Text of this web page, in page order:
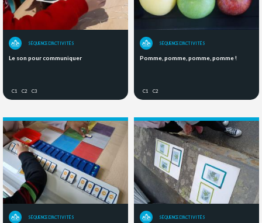
SÉQUENCE D'ACTIVITÉS
Le son pour communiquer
C1 C2 C3
SÉQUENCE D'ACTIVITÉS
Pomme, pomme, pomme, pomme !
C1 C2
SÉQUENCE D'ACTIVITÉS SÉQUENCE D'ACTIVITÉS